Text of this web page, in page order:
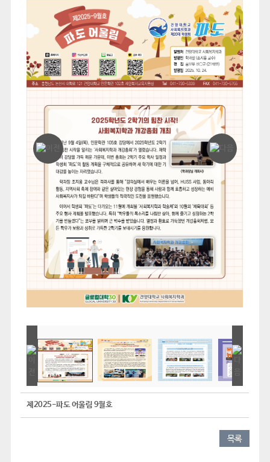
제2025-파도 어울림 9월호
목록